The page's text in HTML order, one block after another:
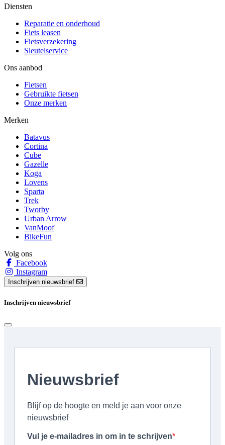
Diensten
Reparatie en onderhoud
Fiets leasen
Fietsverzekering
Sleutelservice
Ons aanbod
Fietsen
Gebruikte fietsen
Onze merken
Merken
Batavus
Cortina
Cube
Gazelle
Koga
Lovens
Sparta
Trek
Tworby
Urban Arrow
VanMoof
BikeFun
Volg ons
Facebook
Instagram
Inschrijven nieuwsbrief
Inschrijven nieuwsbrief